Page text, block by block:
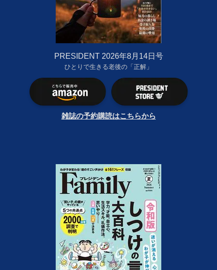
PRESIDENT 2026年8月14日号
ひとりで生きる老後の「正解」
雑誌の予約購読はこちらから